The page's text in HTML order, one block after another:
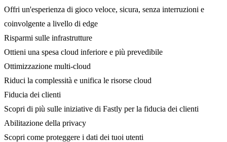
Offri un'esperienza di gioco veloce, sicura, senza interruzioni e
coinvolgente a livello di edge
Risparmi sulle infrastrutture
Ottieni una spesa cloud inferiore e più prevedibile
Ottimizzazione multi-cloud
Riduci la complessità e unifica le risorse cloud
Fiducia dei clienti
Scopri di più sulle iniziative di Fastly per la fiducia dei clienti
Abilitazione della privacy
Scopri come proteggere i dati dei tuoi utenti